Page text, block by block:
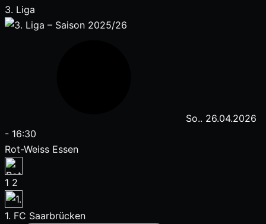
3. Liga
So.. 26.04.2026
- 16:30
Rot-Weiss Essen
1 2
1. FC Saarbrücken